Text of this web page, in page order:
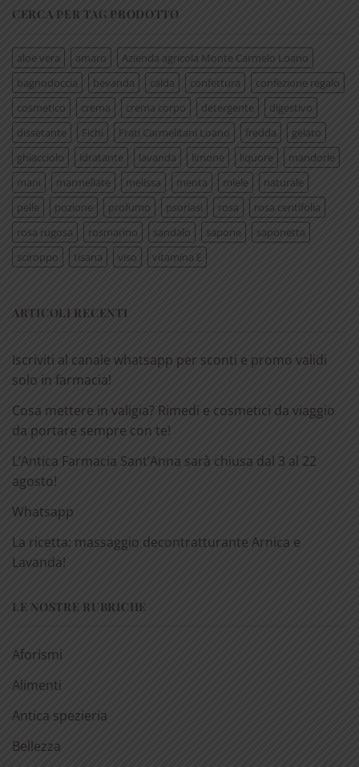
CERCA PER TAG PRODOTTO
aloe vera amaro
Azienda agricola Monte Carmelo Loano
bagnodoccia
bevanda calda confettura
confezione regalo
cosmetico
crema crema corpo detergente
digestivo
dissetante
Fichi Frati Carmelitani Loano fredda
gelato
ghiacciolo
idratante lavanda limone liquore
mandorle
mani
marmellate melissa menta miele
naturale
pelle
pozione profumo psoriasi rosa
rosa centifolia
rosa rugosa
rosmarino sandalo sapone
saponetta
sciroppo
tisana viso vitamina E
ARTICOLI RECENTI
Iscriviti al canale whatsapp per sconti e promo validi
solo in farmacia!
Cosa mettere in valigia? Rimedi e cosmetici da viaggio
da portare sempre con te!
L’Antica Farmacia Sant’Anna sarà chiusa dal 3 al 22
agosto!
Whatsapp
La ricetta: massaggio decontratturante Arnica e
Lavanda!
LE NOSTRE RUBRICHE
Aforismi
Alimenti
Antica spezieria
Bellezza